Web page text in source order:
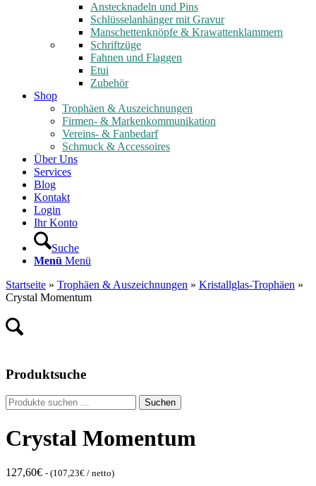
Anstecknadeln und Pins
Schlüsselanhänger mit Gravur
Manschettenknöpfe & Krawattenklammern
Schriftzüge
Fahnen und Flaggen
Etui
Zubehör
Shop
Trophäen & Auszeichnungen
Firmen- & Markenkommunikation
Vereins- & Fanbedarf
Schmuck & Accessoires
Über Uns
Services
Blog
Kontakt
Login
Ihr Konto
Suche
Menü Menü
Startseite » Trophäen & Auszeichnungen » Kristallglas-Trophäen »
Crystal Momentum
Produktsuche
Suche
nach:
Suchen
Crystal Momentum
127,60€ - (107,23€ / netto)